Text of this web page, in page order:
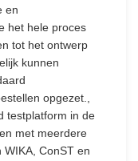
en
het hele proces
tot het ontwerp
kunnen
opgezet.,
testplatform in de
met meerdere
ConST en